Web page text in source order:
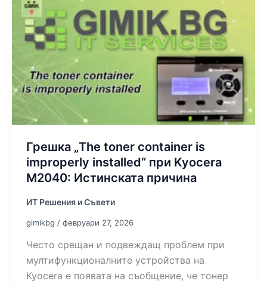
Грешка „The toner container is
improperly installed“ при Kyocera
M2040: Истинската причина
ИТ Решения и Съвети
gimikbg / февруари 27, 2026
Често срещан и подвеждащ проблем при
мултифункционалните устройства на
Kyocera е появата на съобщение, че тонер